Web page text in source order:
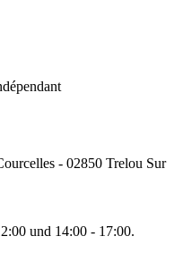
- 02850 Trelou Sur
und 14:00 - 17:00.